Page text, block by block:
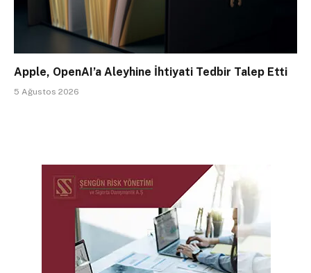
Apple, OpenAI’a Aleyhine İhtiyati Tedbir Talep Etti
5 Ağustos 2026